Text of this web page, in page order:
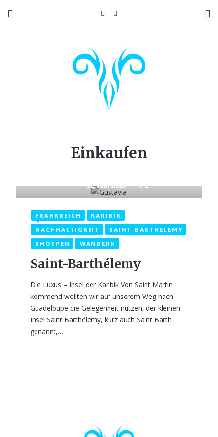
Einkaufen
12. Juni 2023 1
FRANKREICH KARIBIK
NACHHALTIGKEIT SAINT-BARTHÉLEMY
SHOPPEN WANDERN
Saint-Barthélemy
Die Luxus – Insel der Karibik Von Saint Martin
kommend wollten wir auf unserem Weg nach
Guadeloupe die Gelegenheit nutzen, der kleinen
Insel Saint Barthélemy, kurz auch Saint Barth
genannt,…